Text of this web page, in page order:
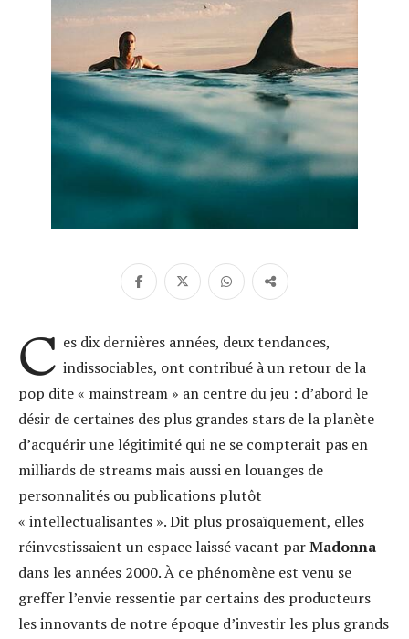
C es dix dernières années, deux tendances,
indissociables, ont contribué à un retour de la
pop dite « mainstream » an centre du jeu : d’abord le
désir de certaines des plus grandes stars de la planète
d’acquérir une légitimité qui ne se compterait pas en
milliards de streams mais aussi en louanges de
personnalités ou publications plutôt
« intellectualisantes ». Dit plus prosaïquement, elles
réinvestissaient un espace laissé vacant parMadonna
dans les années 2000. À ce phénomène est venu se
greffer l’envie ressentie par certains des producteurs
les innovants de notre époque d’investir les plus grands